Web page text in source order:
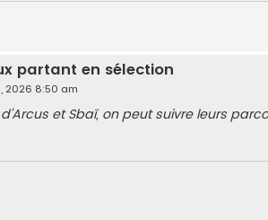
partant en sélection
2026 8:50 am
et Sbaï, on peut suivre leurs